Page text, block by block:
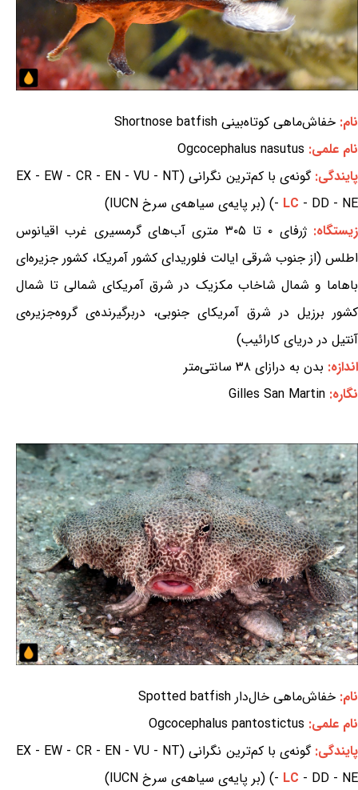
نام: خفاش‌ماهی کوتاه‌بینی Shortnose batfish
نام علمی: Ogcocephalus nasutus
پایندگی:
گونه‌ی با کم‌ترین نگرانی (EX - EW - CR - EN - VU - NT
- LC - DD - NE) (بر پایه‌ی سیاهه‌ی سرخ IUCN)
زیستگاه:
ژرفای ۰ تا ۳۰۵ متری آب‌های گرمسیری غرب اقیانوس
اطلس (از جنوب شرقی ایالت فلوریدای کشور آمریکا، کشور جزیره‌ای
باهاما و شمال شاخاب مکزیک در شرق آمریکای شمالی تا شمال
کشور برزیل در شرق آمریکای جنوبی، دربرگیرنده‌ی گروه‌جزیره‌ی
آنتیل در دریای کارائیب)
اندازه: بدن به درازای ۳۸ سانتی‌متر
نگاره: Gilles San Martin
نام: خفاش‌ماهی خال‌دار Spotted batfish
نام علمی: Ogcocephalus pantostictus
پایندگی:
گونه‌ی با کم‌ترین نگرانی (EX - EW - CR - EN - VU - NT
- LC - DD - NE) (بر پایه‌ی سیاهه‌ی سرخ IUCN)